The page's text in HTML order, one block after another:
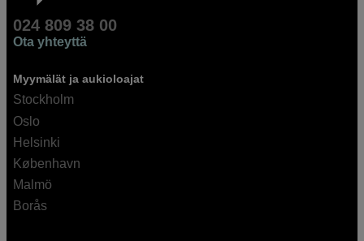
024 809 38 00
Ota yhteyttä
Myymälät ja aukioloajat
Stockholm
Oslo
Helsinki
København
Malmö
Borås